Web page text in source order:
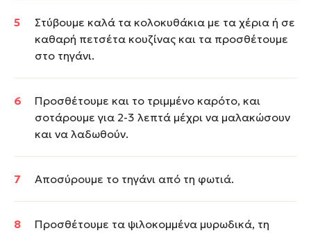
Στύβουμε καλά τα κολοκυθάκια με τα χέρια ή σε
καθαρή πετσέτα κουζίνας και τα προσθέτουμε
στο τηγάνι.
Προσθέτουμε και το τριμμένο καρότο, και
σοτάρουμε για 2-3 λεπτά μέχρι να μαλακώσουν
και να λαδωθούν.
Αποσύρουμε το τηγάνι από τη φωτιά.
Προσθέτουμε τα ψιλοκομμένα μυρωδικά, τη